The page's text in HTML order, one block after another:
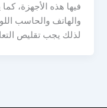
فيها هذه الأجهزة،
والهاتف والحاسب
لذلك يجب تقليص